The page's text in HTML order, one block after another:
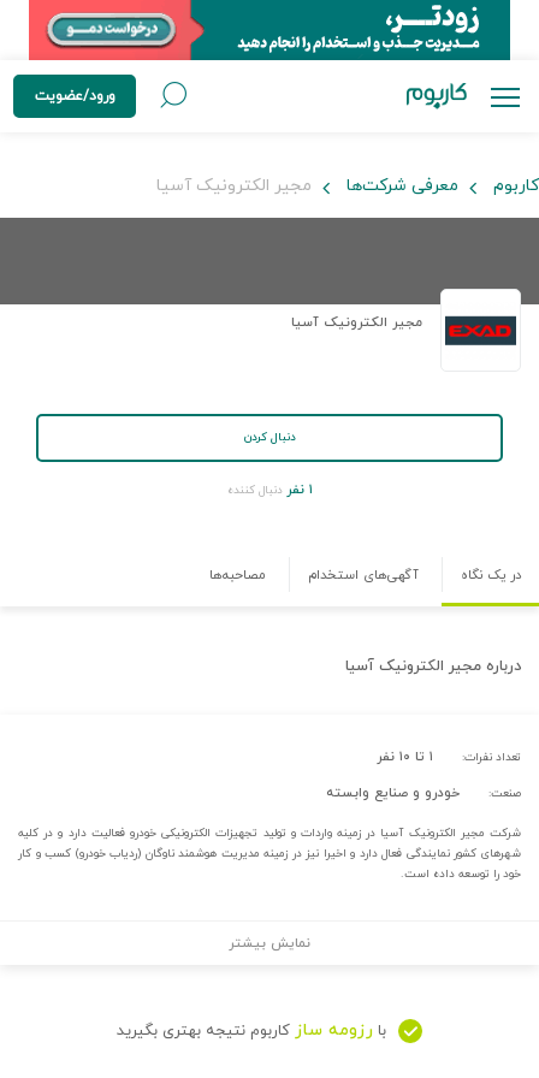
ورود/عضویت
کاربوم معرفی شرکت‌ها مجیر الکترونیک آسیا
مجیر الکترونیک آسیا
دنبال کردن
۱ نفر دنبال کننده
در یک نگاه آگهی‌های استخدام مصاحبه‌ها
درباره مجیر الکترونیک آسیا
تعداد نفرات: ۱ تا ۱۰ نفر
صنعت: خودرو و صنایع وابسته
شرکت مجیر الکترونیک آسیا در زمینه واردات و تولید تجهیزات الکترونیکی خودرو فعالیت دارد و در کلیه
شهرهای کشور نمایندگی فعال دارد و اخیرا نیز در زمینه مدیریت هوشمند ناوگان (ردیاب خودرو) کسب و کار
خود را توسعه داده است.
نمایش بیشتر
با رزومه ساز کاربوم نتیجه بهتری بگیرید